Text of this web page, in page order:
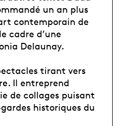
un an plus
contemporain de
cadre d’une
Delaunay.
tirant vers
Il entreprend
de collages puisant
historiques du